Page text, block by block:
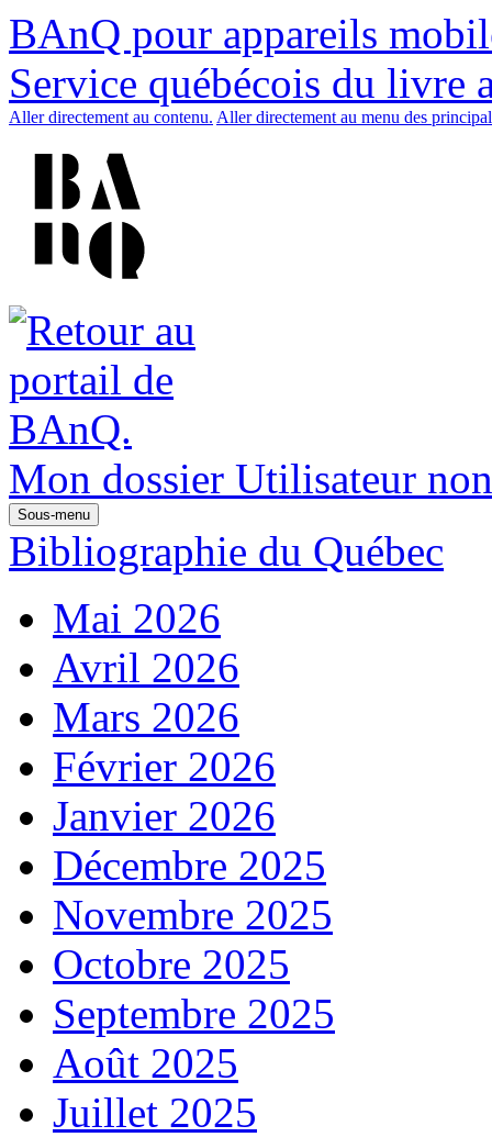
BAnQ pour appareils
Service québécois du livre
Aller directement au contenu. Aller directement au menu des
Mon dossier Utilisateur
Sous-menu
Bibliographie du Québec
Mai 2026
Avril 2026
Mars 2026
Février 2026
Janvier 2026
Décembre 2025
Novembre 2025
Octobre 2025
Septembre 2025
Août 2025
Juillet 2025